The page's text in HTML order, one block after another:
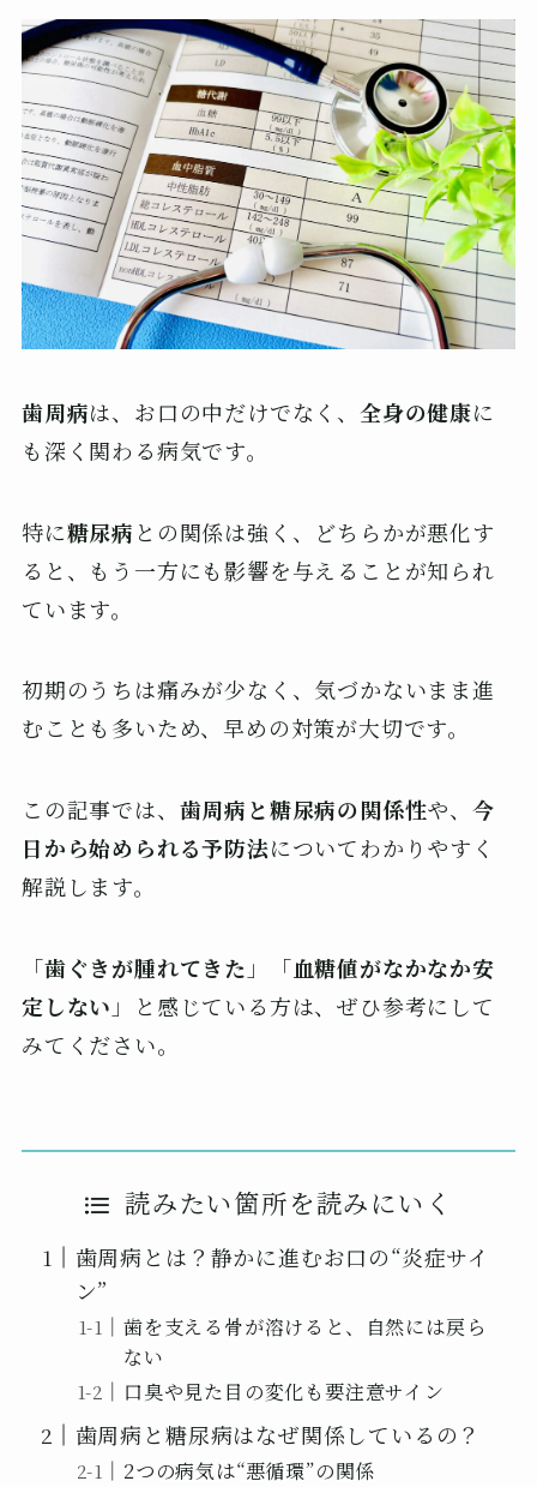
歯周病は、お口の中だけでなく、全身の健康に
も深く関わる病気です。
特に糖尿病 との関係は強く、どちらかが悪化す
ると、もう一方にも影響を与えることが知られ
ています。
初期のうちは痛みが少なく、気づかないまま進
むことも多いため、早めの対策が大切です。
この記事では、 歯周病と糖尿病の関係性や、今
日から始められる予防法についてわかりやすく
解説します。
「歯ぐきが腫れてきた 」「血糖値がなかなか安
定しない 」と感じている方は、ぜひ参考にして
みてください。
読みたい箇所を読みにいく
歯周病とは？静かに進むお口の“炎症サイ
ン”
歯を支える骨が溶けると、自然には戻ら
ない
口臭や見た目の変化も要注意サイン
歯周病と糖尿病はなぜ関係しているの？
2つの病気は“悪循環”の関係